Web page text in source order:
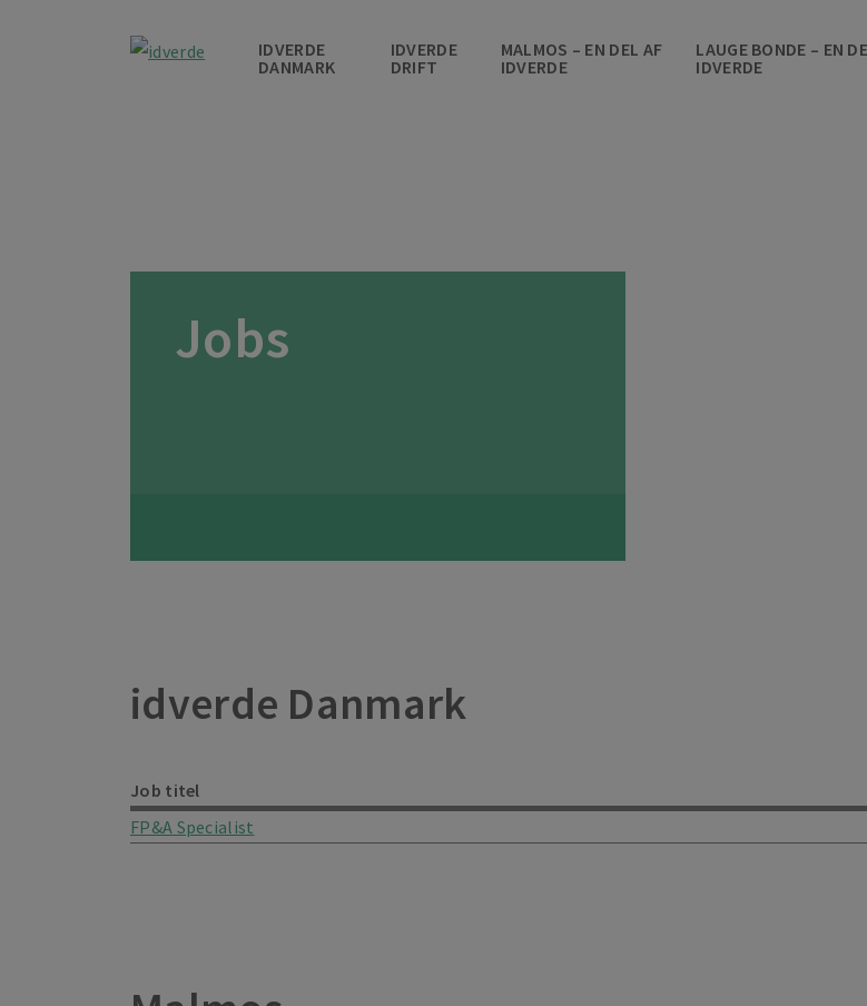
IDVERDE
DANMARK
IDVERDE
DRIFT
MALMOS – EN DEL AF
IDVERDE
LAUGE BONDE – EN
IDVERDE
Jobs
idverde Danmark
Job titel
FP&A Specialist